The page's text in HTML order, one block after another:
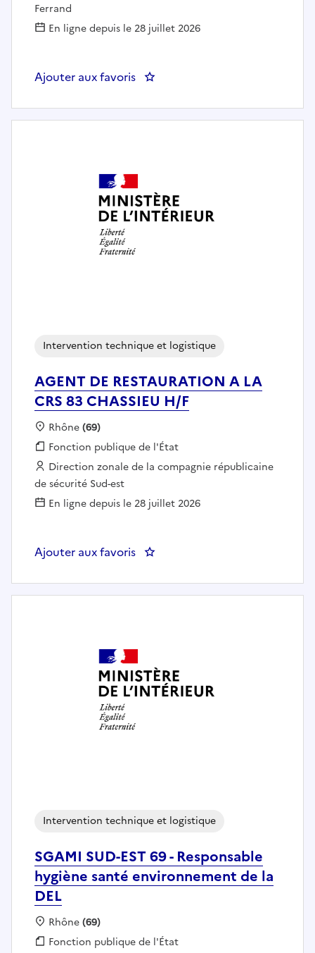
Ferrand
En ligne depuis le 28 juillet 2026
Ajouter aux favoris : AGENT LOGISTIQUE - ZONE
AGENT DE RESTAURATION A LA
CRS 83 CHASSIEU H/F
Intervention technique et logistique
Localisation :
Rhône(69)
Fonction publique :
Fonction publique de l'État
Employeur :
Direction zonale de la compagnie républicaine
de sécurité Sud-est
En ligne depuis le 28 juillet 2026
Ajouter aux favoris : AGENT DE RESTAURATION A
SGAMI SUD-EST 69 - Responsable
hygiène santé environnement de la
DEL
Intervention technique et logistique
Localisation :
Rhône(69)
Fonction publique :
Fonction publique de l'État